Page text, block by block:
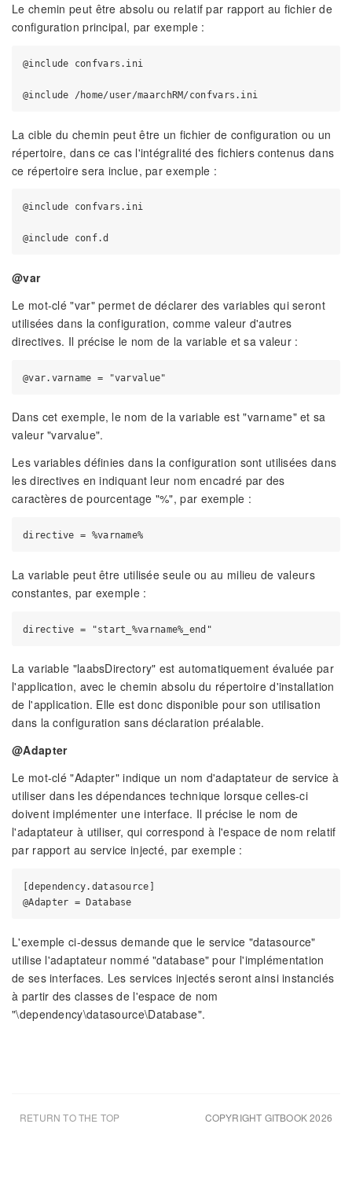
Le chemin peut être absolu ou relatif par rapport au fichier de
configuration principal, par exemple :
@include confvars.ini
La cible du chemin peut être un fichier de configuration ou un
répertoire, dans ce cas l'intégralité des fichiers contenus dans
ce répertoire sera inclue, par exemple :
@include confvars.ini
@var
Le mot-clé "var" permet de déclarer des variables qui seront
utilisées dans la configuration, comme valeur d'autres
directives. Il précise le nom de la variable et sa valeur :
Dans cet exemple, le nom de la variable est "varname" et sa
valeur "varvalue".
Les variables définies dans la configuration sont utilisées dans
les directives en indiquant leur nom encadré par des
caractères de pourcentage "%", par exemple :
La variable peut être utilisée seule ou au milieu de valeurs
constantes, par exemple :
La variable "laabsDirectory" est automatiquement évaluée par
l'application, avec le chemin absolu du répertoire d'installation
de l'application. Elle est donc disponible pour son utilisation
dans la configuration sans déclaration préalable.
@Adapter
Le mot-clé "Adapter" indique un nom d'adaptateur de service à
utiliser dans les dépendances technique lorsque celles-ci
doivent implémenter une interface. Il précise le nom de
l'adaptateur à utiliser, qui correspond à l'espace de nom relatif
par rapport au service injecté, par exemple :
[dependency.datasource]
L'exemple ci-dessus demande que le service "datasource"
utilise l'adaptateur nommé "database" pour l'implémentation
de ses interfaces. Les services injectés seront ainsi instanciés
à partir des classes de l'espace de nom
"\dependency\datasource\Database".
COPYRIGHT GITBOOK 2026
RETURN TO THE TOP